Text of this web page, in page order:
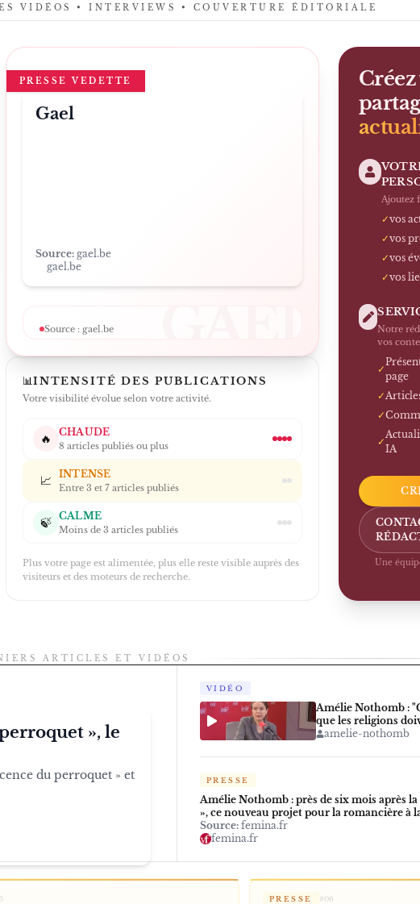
VIDÉOS • INTERVIEWS • COUVERTURE ÉDITORIALE
PRESSE VEDETTE
Gael
Source: gael.be
gael.be
Source : gael.be
LIRE L'ARTICLE SUR LE SITE↗
📊INTENSITÉ DES PUBLICATIONS
Votre visibilité évolue selon votre activité.
🔥 CHAUDE
8 articles publiés ou plus
📈 INTENSE
Entre 3 et 7 articles publiés
🍃 CALME
Moins de 3 articles publiés
Plus votre page est alimentée, plus elle reste visible auprès des
visiteurs et des moteurs de recherche.
Ajoutez
✓vos
✓vos
✓vos
✓vos
Notre
vos
✓
page
✓
✓
✓
IA
Une
ARTICLES ET VIDÉOS
», le
du perroquet » et
VIDÉO
Amélie Nothomb :
que les religions
amelie-nothomb
PRESSE
Amélie Nothomb : près de six mois après
», ce nouveau projet pour la romancière à
Source: femina.fr
femina.fr
PRESSE #06